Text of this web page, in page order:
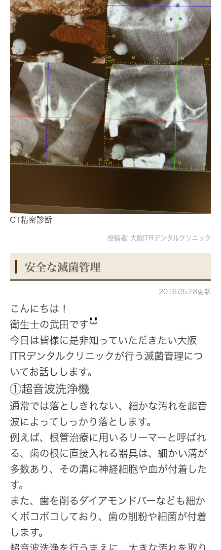
CT精密診断
投稿者: 大阪ITRデンタルクリニック
安全な滅菌管理
2016.05.28更新
こんにちは！
衛生士の武田です
今日は皆様に是非知っていただきたい大阪
ITRデンタルクリニックが行う滅菌管理につ
いてお話しします。
①超音波洗浄機
通常では落としきれない、細かな汚れを超音
波によってしっかり落とします。
例えば、根管治療に用いるリーマーと呼ばれ
る、歯の根に直接入れる器具は、細かい溝が
多数あり、その溝に神経細胞や血が付着した
す。
また、歯を削るダイアモンドバーなども細か
くボコボコしており、歯の削粉や細菌が付着
します。